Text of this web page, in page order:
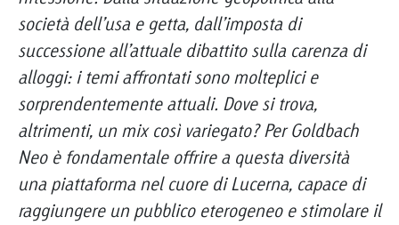
società dell’usa e getta, dall’imposta di
successione all’attuale dibattito sulla carenza di
alloggi: i temi affrontati sono molteplici e
sorprendentemente attuali. Dove si trova,
altrimenti, un mix così variegato? Per Goldbach
Neo è fondamentale offrire a questa diversità
una piattaforma nel cuore di Lucerna, capace di
raggiungere un pubblico eterogeneo e stimolare il